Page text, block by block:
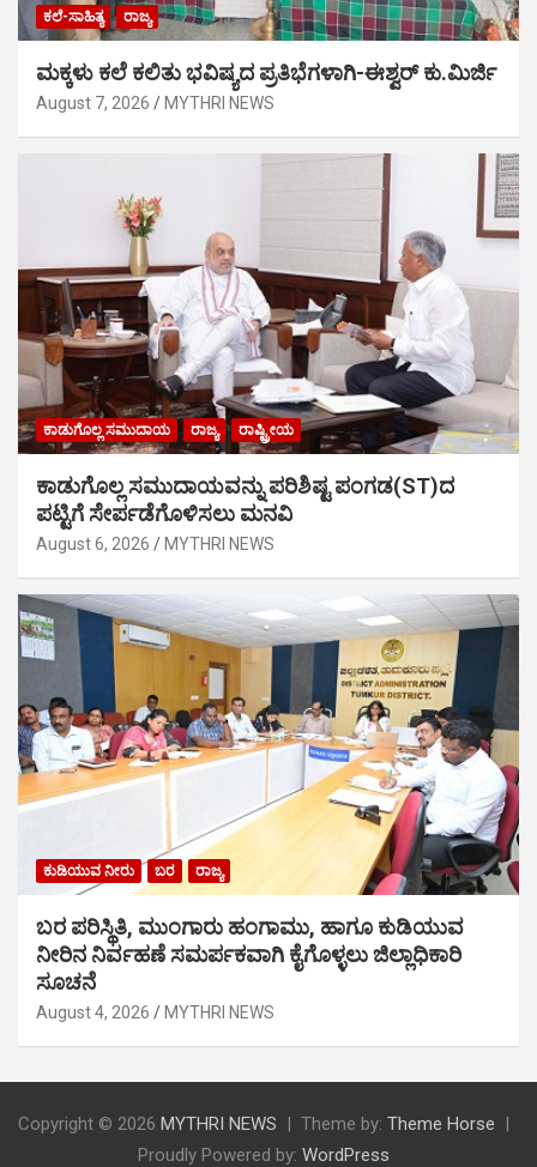
ಕಲೆ-ಸಾಹಿತ್ಯ ರಾಜ್ಯ
ಮಕ್ಕಳು ಕಲೆ ಕಲಿತು ಭವಿಷ್ಯದ ಪ್ರತಿಭೆಗಳಾಗಿ-ಈಶ್ವರ್ ಕು.ಮಿರ್ಜಿ
August 7, 2026 MYTHRI NEWS
ಕಾಡುಗೊಲ್ಲ ಸಮುದಾಯ ರಾಜ್ಯ ರಾಷ್ಟ್ರೀಯ
ಕಾಡುಗೊಲ್ಲ ಸಮುದಾಯವನ್ನು ಪರಿಶಿಷ್ಟ ಪಂಗಡ(ST)ದ
ಪಟ್ಟಿಗೆ ಸೇರ್ಪಡೆಗೊಳಿಸಲು ಮನವಿ
August 6, 2026 MYTHRI NEWS
ಕುಡಿಯುವ ನೀರು ಬರ ರಾಜ್ಯ
ಬರ ಪರಿಸ್ಥಿತಿ, ಮುಂಗಾರು ಹಂಗಾಮು, ಹಾಗೂ ಕುಡಿಯುವ
ನೀರಿನ ನಿರ್ವಹಣೆ ಸಮರ್ಪಕವಾಗಿ ಕೈಗೊಳ್ಳಲು ಜಿಲ್ಲಾಧಿಕಾರಿ
ಸೂಚನೆ
August 4, 2026 MYTHRI NEWS
Copyright © 2026 MYTHRI NEWS Theme by: Theme Horse
Proudly Powered by: WordPress